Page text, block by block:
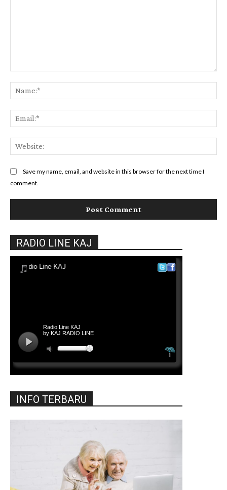
Save my name, email, and website in this browser for the next time I
comment.
RADIO LINE KAJ
INFO TERBARU